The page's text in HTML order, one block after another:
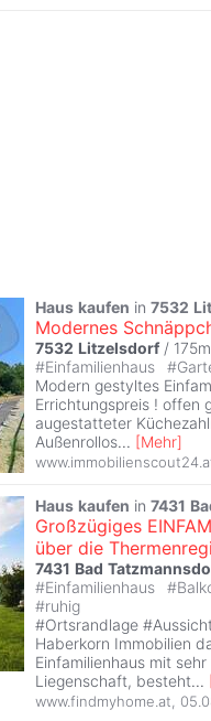
Haus kaufen in 7532
Modernes
7532 Litzelsdorf /
#Einfamilienhaus #
Modern gestyltes
Errichtungspreis ! offen
augestatteter
Außenrollos... [Mehr]
Haus kaufen in 7431
Großzügiges
über die
7431 Bad
#Einfamilienhaus #
#ruhig
#Ortsrandlage
Haberkorn Immobilien
Einfamilienhaus mit
Liegenschaft, besteht...
www.findmyhome.at,